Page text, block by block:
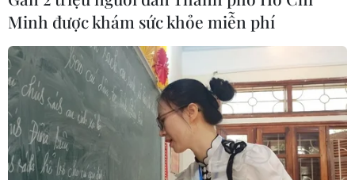
Chủ quan với vết xước nhỏ, nhiều
người đối mặt nguy cơ tàn phế
10/08/2026 09:31
Khẩn cấp cứu bệnh nhân sốt rét ác
tính trở về từ châu Phi
Minh được khám sức khỏe miễn phí